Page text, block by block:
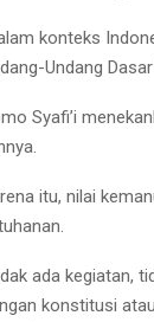
konteks
Undang
Syafi’i
itu, nilai
ada kegiatan,
konstitusi